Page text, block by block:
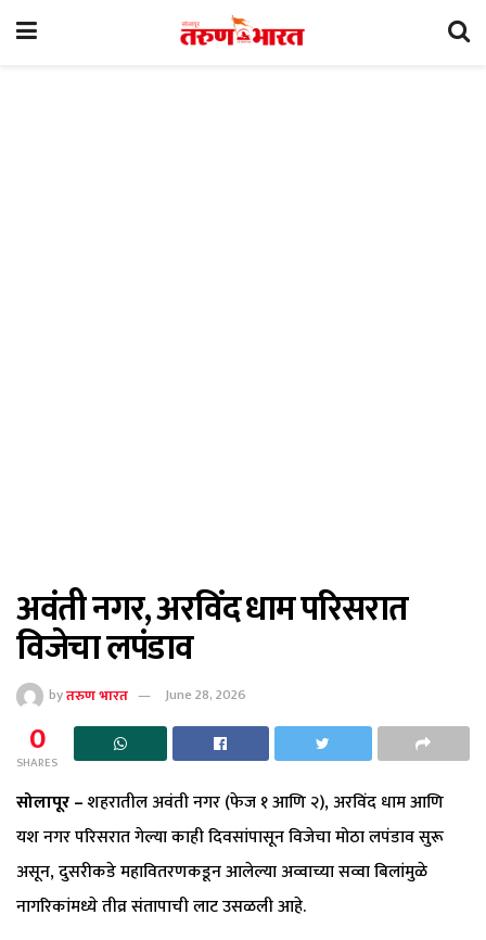
अवंती नगर, अरविंद धाम परिसरात
विजेचा लपंडाव
byतरुण भारत June 28, 2026
0
SHARES
सोलापूर –शहरातील अवंती नगर (फेज १ आणि २), अरविंद धाम आणि
यश नगर परिसरात गेल्या काही दिवसांपासून विजेचा मोठा लपंडाव सुरू
असून, दुसरीकडे महावितरणकडून आलेल्या अव्वाच्या सव्वा बिलांमुळे
नागरिकांमध्ये तीव्र संतापाची लाट उसळली आहे.